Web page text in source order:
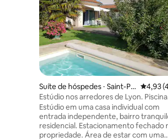
Suíte de hóspedes ⋅ Saint-Pri
est
4,93 de
4,93
Estúdio nos arredores de Lyon.
(Eurexpo. Golfe)
Estúdio em uma casa individual com
entrada independente, bairro
residencial. Estacionamento fechado
propriedade. Área de estar com uma